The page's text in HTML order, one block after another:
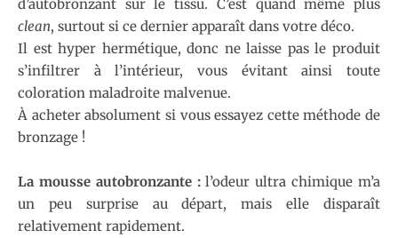
d’autobronzant sur le tissu. C’est quand même plus
clean, surtout si ce dernier apparaît dans votre déco.
Il est hyper hermétique, donc ne laisse pas le produit
s’infiltrer à l’intérieur, vous évitant ainsi toute
coloration maladroite malvenue.
À acheter absolument si vous essayez cette méthode de
bronzage !
La mousse autobronzante :l’odeur ultra chimique m’a
un peu surprise au départ, mais elle disparaît
relativement rapidement.